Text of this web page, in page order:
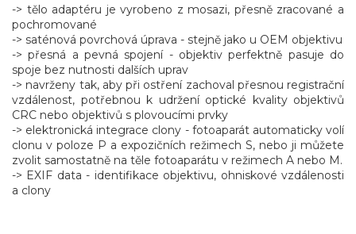
-> tělo adaptéru je vyrobeno z mosazi, přesně zracované a
pochromované
-> saténová povrchová úprava - stejně jako u OEM objektivu
-> přesná a pevná spojení - objektiv perfektně pasuje do
spoje bez nutnosti dalších uprav
-> navrženy tak, aby při ostření zachoval přesnou registrační
vzdálenost, potřebnou k udržení optické kvality objektivů
CRC nebo objektivů s plovoucími prvky
-> elektronická integrace clony - fotoaparát automaticky volí
clonu v poloze P a expozičních režimech S, nebo ji můžete
zvolit samostatně na těle fotoaparátu v režimech A nebo M.
-> EXIF data - identifikace objektivu, ohniskové vzdálenosti
a clony